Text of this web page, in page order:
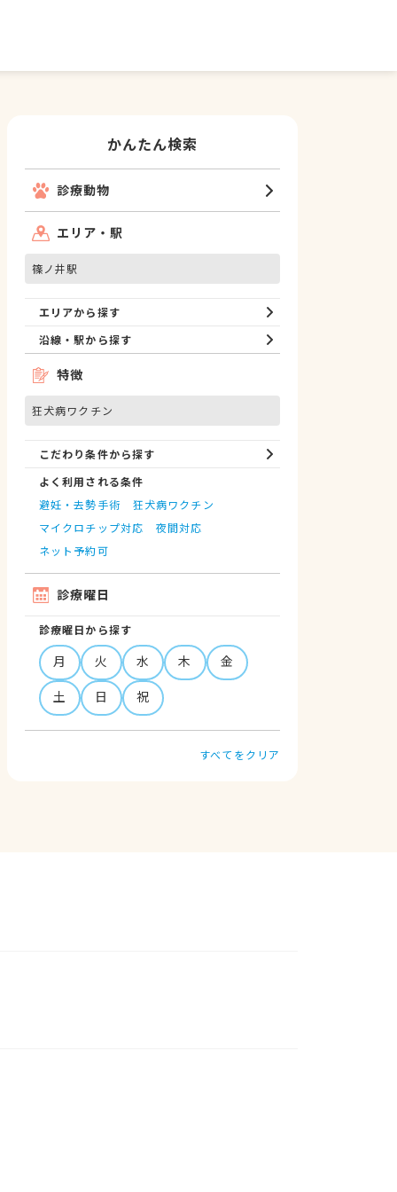
かんたん検索
診療動物
エリア・駅
篠ノ井駅
エリアから探す
沿線・駅から探す
特徴
狂犬病ワクチン
こだわり条件から探す
よく利用される条件
避妊・去勢手術
狂犬病ワクチン
マイクロチップ対応
夜間対応
ネット予約可
診療曜日
診療曜日から探す
月 火 水 木
金
土
日 祝
すべてをクリア